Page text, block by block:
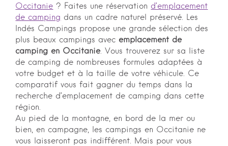
Occitanie ? Faites une réservation d’emplacement
de camping dans un cadre naturel préservé. Les
Indés Campings propose une grande sélection des
plus beaux campings avec emplacement de
camping en Occitanie. Vous trouverez sur sa liste
de camping de nombreuses formules adaptées à
votre budget et à la taille de votre véhicule. Ce
comparatif vous fait gagner du temps dans la
recherche d’emplacement de camping dans cette
région.
Au pied de la montagne, en bord de la mer ou
bien, en campagne, les campings en Occitanie ne
vous laisseront pas indifférent. Mais pour vous